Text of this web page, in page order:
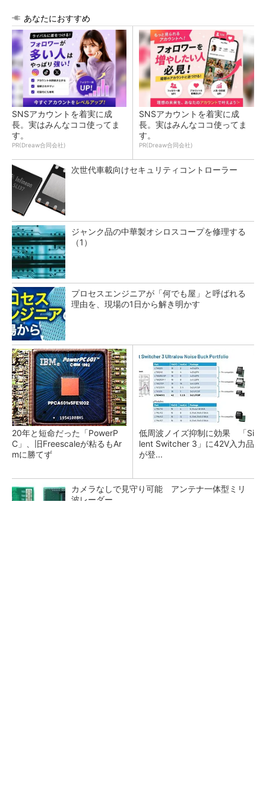
あなたにおすすめ
SNSアカウントを着実に成
長。実はみんなココ使ってま
す。
PR(Dreaw合同会社)
SNSアカウントを着実に成
長。実はみんなココ使ってま
す。
PR(Dreaw合同会社)
次世代車載向けセキュリティコントローラー
ジャンク品の中華製オシロスコープを修理する
（1）
プロセスエンジニアが「何でも屋」と呼ばれる
理由を、現場の1日から解き明かす
20年と短命だった「PowerP
C」、旧Freescaleが粘るもAr
mに勝てず
低周波ノイズ抑制に効果 「Si
lent Switcher 3」に42V入力品
が登...
カメラなしで見守り可能 アンテナ一体型ミリ
波レーダー